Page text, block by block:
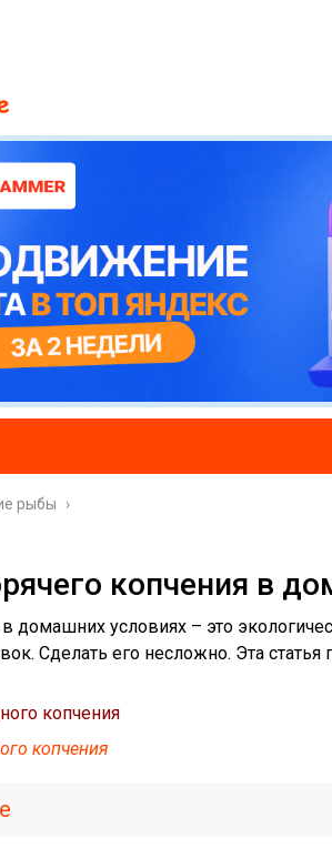
рыбы ›
копчения в
домашних условиях – это
Сделать его несложно. Эта
копчения